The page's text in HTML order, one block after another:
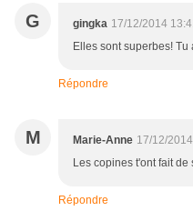
G gingka 17/12/2014
Elles sont superbes! Tu
Répondre
M Marie-Anne 17/12/
Les copines t'ont fait
Répondre